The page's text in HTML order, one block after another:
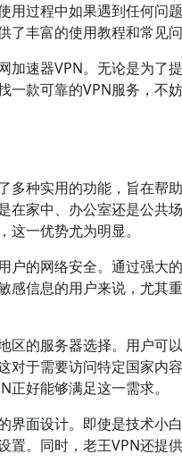
用过程中如果遇到任何问
丰富的使用教程和常见
加速器VPN。无论是为了
一款可靠的VPN服务，不
多种实用的功能，旨在帮
在家中、办公室还是公共
一优势尤为明显。
户的网络安全。通过强大
感信息的用户来说，尤其
区的服务器选择。用户可
对于需要访问特定国家内
好能够满足这一需求。
界面设计。即使是技术小
置。同时，老王VPN还提